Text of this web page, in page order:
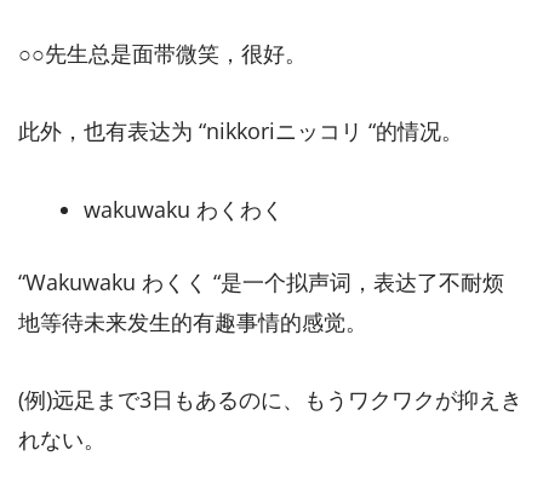
○○先生总是面带微笑，很好。
此外，也有表达为 “nikkoriニッコリ “的情况。
wakuwaku わくわく
“Wakuwaku わくく “是一个拟声词，表达了不耐烦
地等待未来发生的有趣事情的感觉。
(例)远足まで3日もあるのに、もうワクワクが抑えき
れない。